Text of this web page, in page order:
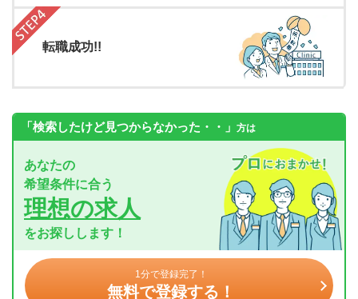
転職成功!!
「検索したけど見つからなかった・・」 方は
あなたの
希望条件に合う
理想の求人
をお探しします！
1分で登録完了！
無料で登録する！